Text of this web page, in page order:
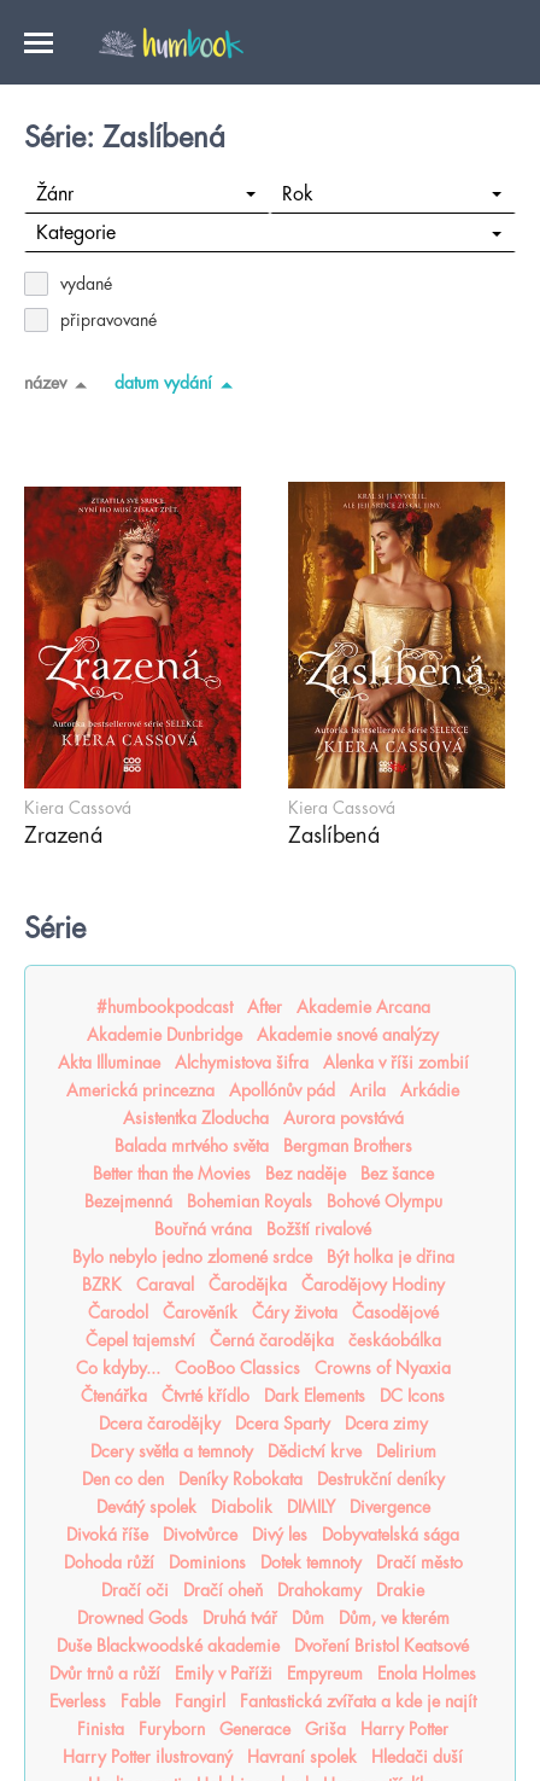
Série: Zaslíbená
Žánr Rok
Kategorie
vydané
připravované
název datum vydání
Kiera Cassová
Zrazená
Kiera Cassová
Zaslíbená
Série
#humbookpodcast After
Akademie Arcana
Akademie Dunbridge
Akademie snové analýzy
Akta Illuminae
Alchymistova šifra
Alenka v říši zombií
Americká princezna
Apollónův pád Arila
Arkádie
Asistentka Zloducha
Aurora povstává
Balada mrtvého světa
Bergman Brothers
Better than the Movies
Bez naděje
Bez šance
Bezejmenná
Bohemian Royals
Bohové Olympu
Bouřná vrána
Božští rivalové
Bylo nebylo jedno zlomené srdce
Být holka je dřina
BZRK
Caraval Čarodějka
Čarodějovy Hodiny
Čarodol
Čarověník Čáry života
Časodějové
Čepel tajemství
Černá čarodějka
českáobálka
Co kdyby...
CooBoo Classics
Crowns of Nyaxia
Čtenářka
Čtvrté křídlo Dark Elements
DC Icons
Dcera čarodějky
Dcera Sparty
Dcera zimy
Dcery světla a temnoty
Dědictví krve
Delirium
Den co den
Deníky Robokata
Destrukční deníky
Devátý spolek
Diabolik DIMILY
Divergence
Divoká říše
Divotvůrce Divý les
Dobyvatelská sága
Dohoda růží
Dominions Dotek temnoty
Dračí město
Dračí oči
Dračí oheň Drahokamy
Drakie
Drowned Gods
Druhá tvář Dům
Dům, ve kterém
Duše Blackwoodské akademie
Dvoření Bristol Keatsové
Dvůr trnů a růží
Emily v Paříži Empyreum
Enola Holmes
Everless
Fable Fangirl
Fantastická zvířata a kde je najít
Finista
Furyborn Generace Griša
Harry Potter
Harry Potter ilustrovaný
Havraní spolek
Hledači duší